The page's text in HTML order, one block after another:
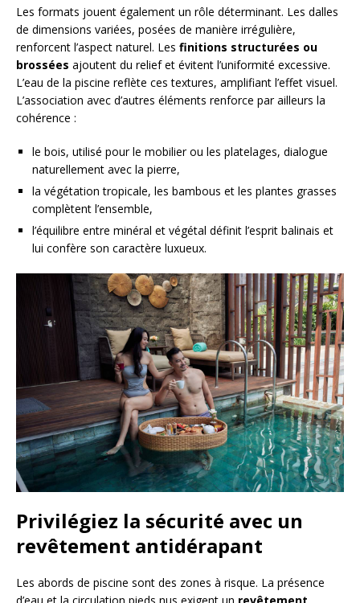
Les formats jouent également un rôle déterminant. Les dalles
de dimensions variées, posées de manière irrégulière,
renforcent l’aspect naturel. Les finitions structurées ou
brossées ajoutent du relief et évitent l’uniformité excessive.
L’eau de la piscine reflète ces textures, amplifiant l’effet visuel.
L’association avec d’autres éléments renforce par ailleurs la
cohérence :
le bois, utilisé pour le mobilier ou les platelages, dialogue
naturellement avec la pierre,
la végétation tropicale, les bambous et les plantes grasses
complètent l’ensemble,
l’équilibre entre minéral et végétal définit l’esprit balinais et
lui confère son caractère luxueux.
Privilégiez la sécurité avec un
revêtement antidérapant
Les abords de piscine sont des zones à risque. La présence